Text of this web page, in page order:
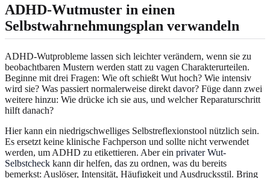
ADHD-Wutmuster in einen
Selbstwahrnehmungsplan verwandeln
ADHD-Wutprobleme lassen sich leichter verändern, wenn sie zu
beobachtbaren Mustern werden statt zu vagen Charakterurteilen.
Beginne mit drei Fragen: Wie oft schießt Wut hoch? Wie intensiv
wird sie? Was passiert normalerweise direkt davor? Füge dann zwei
weitere hinzu: Wie drücke ich sie aus, und welcher Reparaturschritt
hilft danach?
Hier kann ein niedrigschwelliges Selbstreflexionstool nützlich sein.
Es ersetzt keine klinische Fachperson und sollte nicht verwendet
werden, um ADHD zu etikettieren. Aber ein privater Wut-
Selbstcheck kann dir helfen, das zu ordnen, was du bereits
bemerkst: Auslöser, Intensität, Häufigkeit und Ausdrucksstil. Bring